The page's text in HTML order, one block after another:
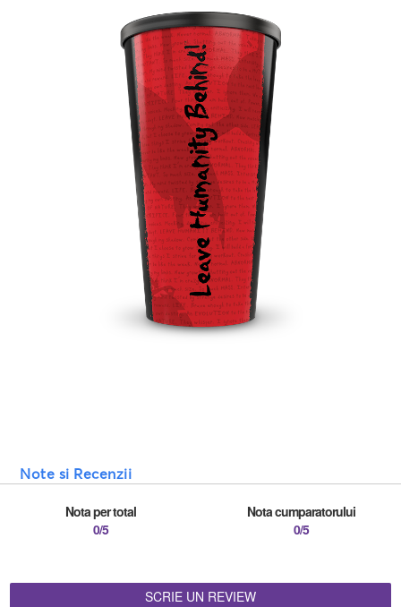
Note si Recenzii
Nota per total
0/5
Nota cumparatorului
0/5
SCRIE UN REVIEW